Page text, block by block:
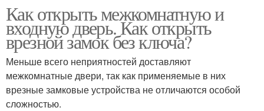
Как открыть межкомнатную и
входную дверь. Как открыть
врезной замок без ключа?
Меньше всего неприятностей доставляют
межкомнатные двери, так как применяемые в них
врезные замковые устройства не отличаются особой
сложностью.